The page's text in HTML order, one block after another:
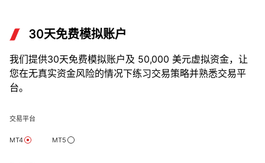
30天免费模拟账户
我们提供30天免费模拟账户及 50,000 美元虚拟资金，让
您在无真实资金风险的情况下练习交易策略并熟悉交易平
台。
交易平台
MT4 MT5